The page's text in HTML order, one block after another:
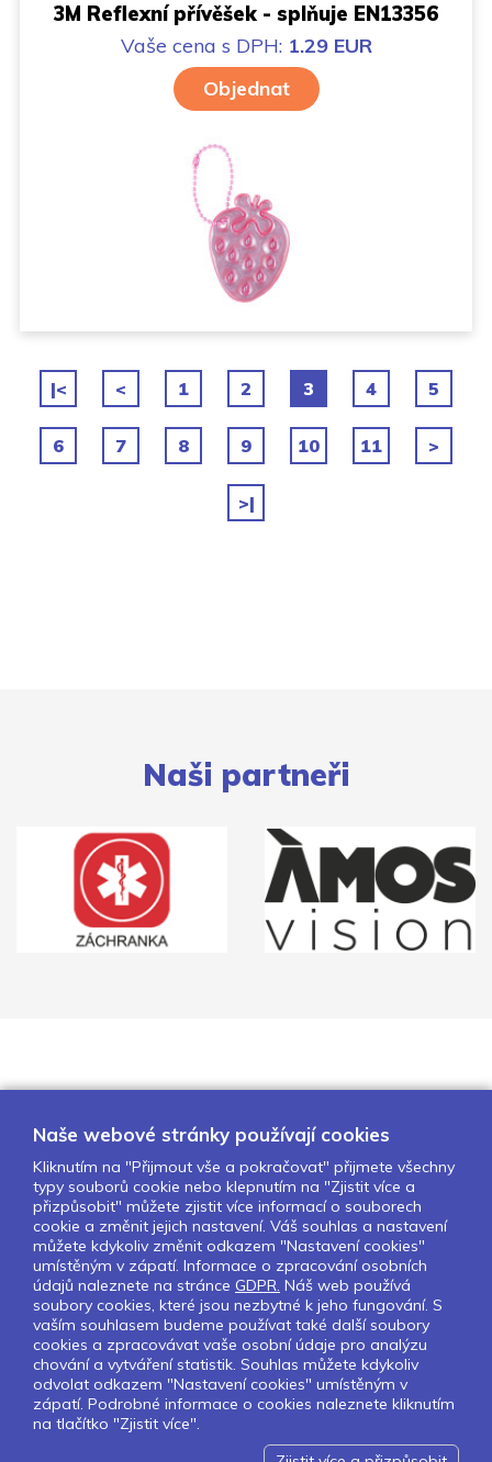
3M Reflexní přívěšek - splňuje EN13356
Vaše cena s DPH: 1.29 EUR
Objednat
|< < 1 2 3 4 5
6 7 8 9 10 11 >
>|
Naši partneři
O nás Naše projekty
Pro školy
Partneři
Kontakty
GDPR
Nastavení cookies
Obchodní a licenční podmínky
Sledujte nás:
Pokud chcete dostávat pravidelný
Naše webové stránky používají cookies
Kliknutím na "Přijmout vše a pokračovat" přijmete všechny
typy souborů cookie nebo klepnutím na "Zjistit více a
přizpůsobit" můžete zjistit více informací o souborech
cookie a změnit jejich nastavení. Váš souhlas a nastavení
můžete kdykoliv změnit odkazem "Nastavení cookies"
umístěným v zápatí. Informace o zpracování osobních
údajů naleznete na stránce GDPR. Náš web používá
soubory cookies, které jsou nezbytné k jeho fungování. S
vaším souhlasem budeme používat také další soubory
cookies a zpracovávat vaše osobní údaje pro analýzu
chování a vytváření statistik. Souhlas můžete kdykoliv
odvolat odkazem "Nastavení cookies" umístěným v
zápatí. Podrobné informace o cookies naleznete kliknutím
na tlačítko "Zjistit více".